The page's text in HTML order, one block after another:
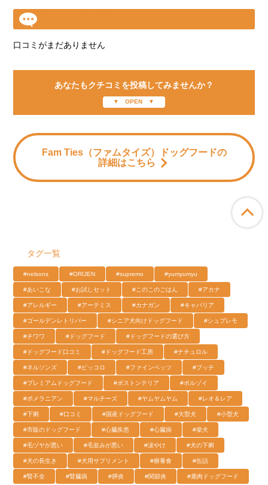
口コミがまだありません
あなたもクチコミを投稿してみませんか？
Fam Ties（ファムタイズ）ドッグフードの
詳細はこちら
タグ一覧
#nelsons #ORIJEN #supremo #yumyumyu
#あいこな #お試しセット #このこのごはん #アカナ
#アレルギー #アーテミス #カナガン #キャバリア
#ゴールデンレトリバー #シニア犬向けドッグフード #シュプレモ
#チワワ #ドッグフード #ドッグフードの選び方
#ドッグフード口コミ #ドッグフード工房 #ナチュロル
#ネルソンズ #ピッコロ #ファインペッツ #ブッチ
#プレミアムドッグフード #ボストンテリア #ボルゾイ
#ポメラニアン #マルチーズ #ヤムヤムヤム #レオ＆レア
#下痢 #口コミ #国産ドッグフード #大型犬 #小型犬
#市販のドッグフード #心臓疾患 #心臓病 #柴犬
#毛ヅヤが悪い #毛並みが悪い #涙やけ #犬の下痢
#犬の長生き #犬用サプリメント #療養食 #缶詰
#腎不全 #腎臓病 #膵炎 #関節炎 #鹿肉ドッグフード